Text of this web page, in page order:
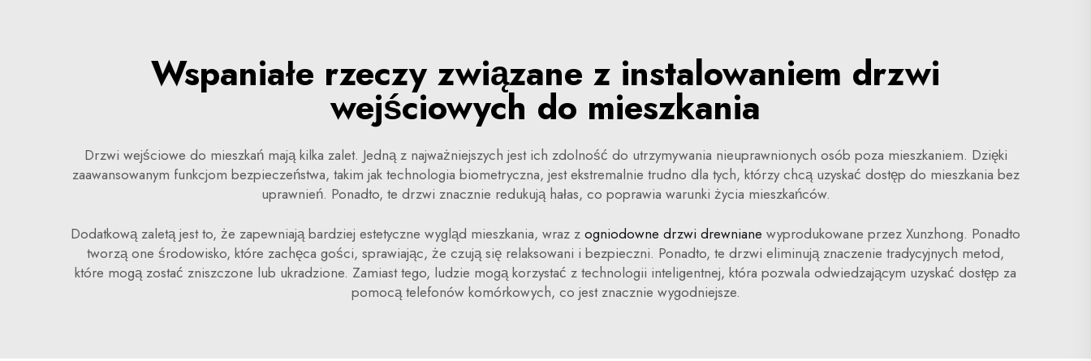
Wspaniałe rzeczy związane z instalowaniem drzwi
wejściowych do mieszkania
Drzwi wejściowe do mieszkań mają kilka zalet. Jedną z najważniejszych jest ich zdolność do utrzymywania nieuprawnionych osób poza mieszkaniem. Dzięki
zaawansowanym funkcjom bezpieczeństwa, takim jak technologia biometryczna, jest ekstremalnie trudno dla tych, którzy chcą uzyskać dostęp do mieszkania bez
uprawnień. Ponadto, te drzwi znacznie redukują hałas, co poprawia warunki życia mieszkańców.
Dodatkową zaletą jest to, że zapewniają bardziej estetyczne wygląd mieszkania, wraz z ogniodowne drzwi drewniane wyprodukowane przez Xunzhong. Ponadto
tworzą one środowisko, które zachęca gości, sprawiając, że czują się relaksowani i bezpieczni. Ponadto, te drzwi eliminują znaczenie tradycyjnych metod,
które mogą zostać zniszczone lub ukradzione. Zamiast tego, ludzie mogą korzystać z technologii inteligentnej, która pozwala odwiedzającym uzyskać dostęp za
pomocą telefonów komórkowych, co jest znacznie wygodniejsze.